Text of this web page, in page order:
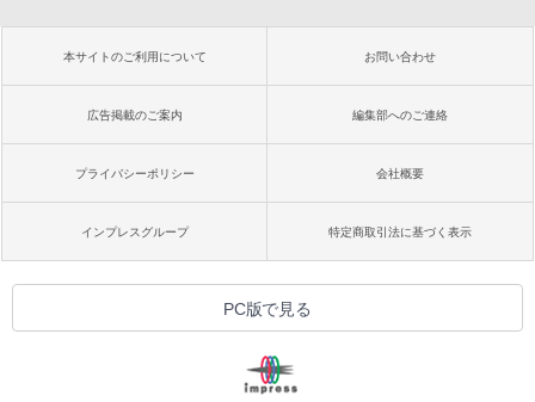
本サイトのご利用について お問い合わせ
広告掲載のご案内 編集部へのご連絡
プライバシーポリシー 会社概要
インプレスグループ 特定商取引法に基づく表示
PC版で見る